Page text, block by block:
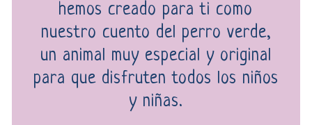
hemos creado para ti como
nuestro cuento del perro verde,
un animal muy especial y original
para que disfruten todos los niños
y niñas.